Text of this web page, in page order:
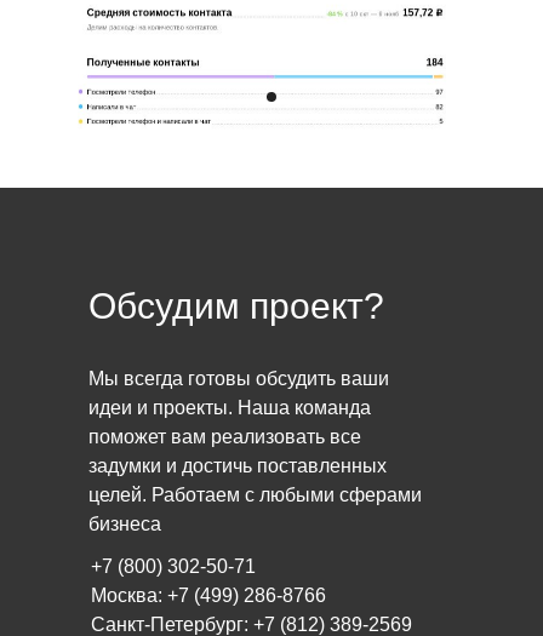
Обсудим проект?
Мы всегда готовы обсудить ваши
идеи и проекты. Наша команда
поможет вам реализовать все
задумки и достичь поставленных
целей. Работаем с любыми сферами
бизнеса
+7 (800) 302-50-71
Москва: +7 (499) 286-8766
Санкт-Петербург: +7 (812) 389-2569